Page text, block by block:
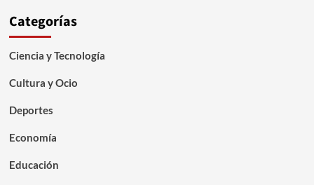
Categorías
Ciencia y Tecnología
Cultura y Ocio
Deportes
Economía
Educación